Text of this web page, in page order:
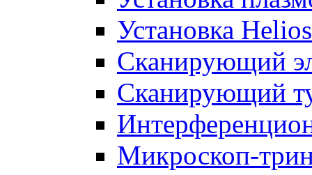
Установка
Сканирующий
Сканирующий
Микроскоп-